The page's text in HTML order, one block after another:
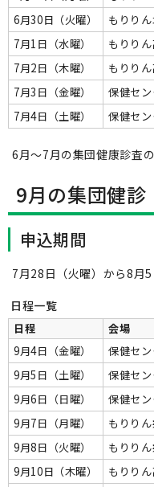
6月30日（火曜）
もりり
7月1日（水曜）
もりり
7月2日（木曜）
もりり
7月3日（金曜）
保健セン
7月4日（土曜）
保健セン
6月～7月の集団健康診査
9月の集団健診
申込期間
7月28日（火曜）から8月5
日程一覧
日程 会場
9月4日（金曜）
保健セン
9月5日（土曜）
保健セン
9月6日（日曜）
保健セン
9月7日（月曜）
もりり
9月8日（火曜）
もりり
9月10日（木曜）
もりり